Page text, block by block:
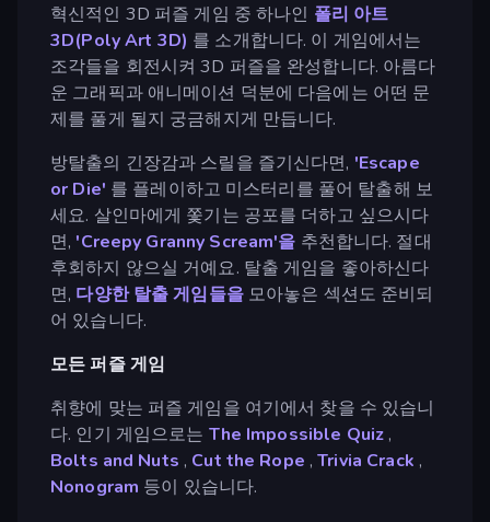
혁신적인 3D 퍼즐 게임 중 하나인 폴리 아트
3D(Poly Art 3D) 를 소개합니다. 이 게임에서는
조각들을 회전시켜 3D 퍼즐을 완성합니다. 아름다
운 그래픽과 애니메이션 덕분에 다음에는 어떤 문
제를 풀게 될지 궁금해지게 만듭니다.
방탈출의 긴장감과 스릴을 즐기신다면, 'Escape
or Die' 를 플레이하고 미스터리를 풀어 탈출해 보
세요. 살인마에게 쫓기는 공포를 더하고 싶으시다
면, 'Creepy Granny Scream'을 추천합니다. 절대
후회하지 않으실 거예요. 탈출 게임을 좋아하신다
면, 다양한 탈출 게임들을모아놓은 섹션도 준비되
어 있습니다.
모든 퍼즐 게임
취향에 맞는 퍼즐 게임을 여기에서 찾을 수 있습니
다. 인기 게임으로는 The Impossible Quiz ,
Bolts and Nuts , Cut the Rope ,Trivia Crack ,
Nonogram 등이 있습니다.